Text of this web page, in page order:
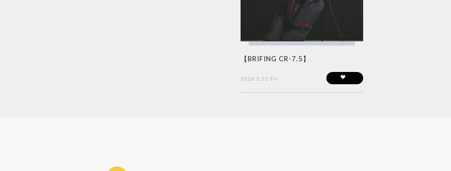
【BRIFING CR-7.5】
2026.5.22 Fri